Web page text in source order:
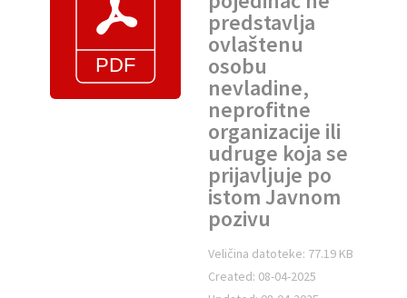
predstavlja
ovlaštenu
osobu
nevladine,
neprofitne
organizacije ili
udruge koja se
prijavljuje po
istom Javnom
pozivu
Veličina datoteke: 77.19 KB
Created: 08-04-2025